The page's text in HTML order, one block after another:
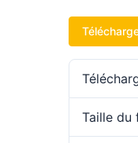
Taille du